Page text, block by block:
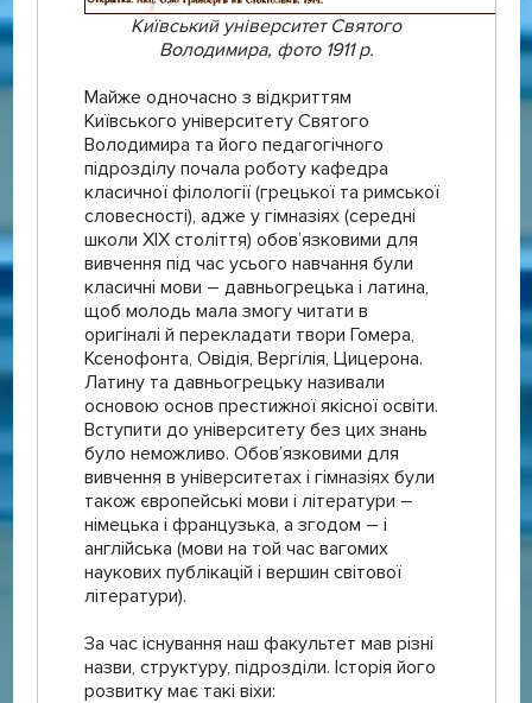
Київський університет Святого
Володимира, фото 1911 р.
Майже одночасно з відкриттям
Київського університету Святого
Володимира та його педагогічного
підрозділу почала роботу кафедра
класичної філології (грецької та римської
словесності), адже у гімназіях (середні
школи XIX століття) обов’язковими для
вивчення під час усього навчання були
класичні мови – давньогрецька і латина,
щоб молодь мала змогу читати в
оригіналі й перекладати твори Гомера,
Ксенофонта, Овідія, Вергілія, Цицерона.
Латину та давньогрецьку називали
основою основ престижної якісної освіти.
Вступити до університету без цих знань
було неможливо. Обов’язковими для
вивчення в університетах і гімназіях були
також європейські мови і літератури –
німецька і французька, а згодом – і
англійська (мови на той час вагомих
наукових публікацій і вершин світової
літератури).
За час існування наш факультет мав різні
назви, структуру, підрозділи. Історія його
розвитку має такі віхи: